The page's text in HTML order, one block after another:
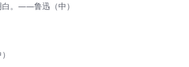
白。——鲁迅（中）